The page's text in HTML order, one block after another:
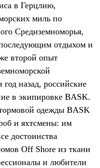
в Герцлию,
миль по
Средиземноморья,
отдыхом и
второй опыт
назад, российские
в экипировке BASK.
одежды BASK
и яхтсмены: им
достоинства
Off Shore из ткани
и любители